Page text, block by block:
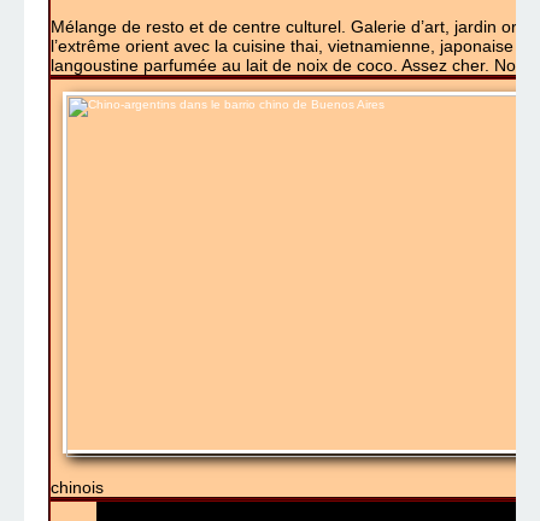
Mélange de resto et de centre culturel. Galerie d’art, jardin
l’extrême orient avec la cuisine thai, vietnamienne, japonaise
langoustine parfumée au lait de noix de coco. Assez cher. Note
chinois